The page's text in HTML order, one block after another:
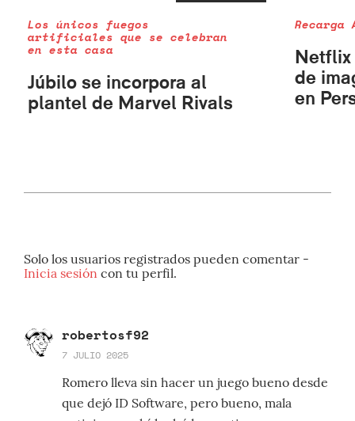
Los únicos fuegos
artificiales que se celebran
en esta casa
Júbilo se incorpora al
plantel de Marvel Rivals
Recarga
Netflix
de
en
Solo los usuarios registrados pueden comentar -
Inicia sesión con tu perfil.
robertosf92
7 JULIO 2025
Romero lleva sin hacer un juego bueno desde
que dejó ID Software, pero bueno, mala